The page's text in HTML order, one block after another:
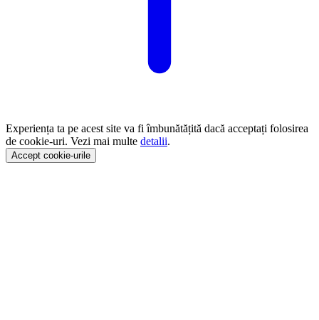
Experiența ta pe acest site va fi îmbunătățită dacă acceptați folosirea
de cookie-uri. Vezi mai multe detalii.
Accept cookie-urile